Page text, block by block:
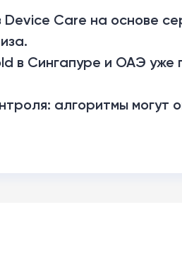
Care на основе
в Сингапуре и ОАЭ
алгоритмы могут